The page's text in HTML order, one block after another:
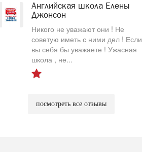
Английская школа Елены
Джонсон
Никого не уважают они ! Не
советую иметь с ними дел ! Если
вы себя бы уважаете ! Ужасная
школа , не...
посмотреть все отзывы